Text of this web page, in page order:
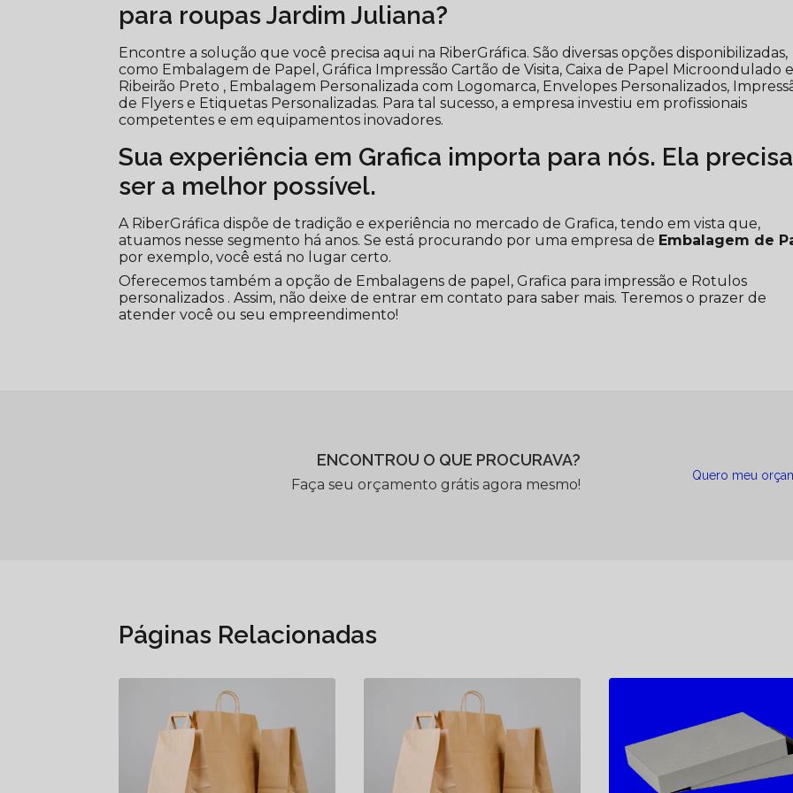
para roupas Jardim Juliana?
Encontre a solução que você precisa aqui na RiberGráfica. São diversas opções disponibilizadas,
como Embalagem de Papel, Gráfica Impressão Cartão de Visita, Caixa de Papel Microondulado
Ribeirão Preto , Embalagem Personalizada com Logomarca, Envelopes Personalizados,
de Flyers e Etiquetas Personalizadas. Para tal sucesso, a empresa investiu em profissionais
competentes e em equipamentos inovadores.
Sua experiência em Grafica importa para nós. Ela precisa
ser a melhor possível.
A RiberGráfica dispõe de tradição e experiência no mercado de Grafica, tendo em vista que,
atuamos nesse segmento há anos. Se está procurando por uma empresa de Embalagem de
por exemplo, você está no lugar certo.
Oferecemos também a opção de Embalagens de papel, Grafica para impressão e Rotulos
personalizados . Assim, não deixe de entrar em contato para saber mais. Teremos o prazer de
atender você ou seu empreendimento!
ENCONTROU O QUE PROCURAVA?
Faça seu orçamento grátis agora mesmo!
Quero meu
Páginas Relacionadas